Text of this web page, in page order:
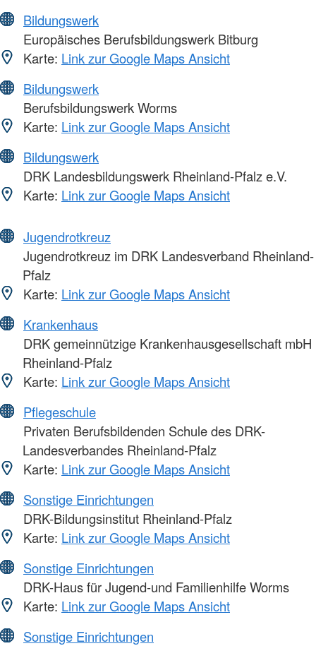
Bildungswerk
Europäisches Berufsbildungswerk Bitburg
Karte: Link zur Google Maps Ansicht
Bildungswerk
Berufsbildungswerk Worms
Karte: Link zur Google Maps Ansicht
Bildungswerk
DRK Landesbildungswerk Rheinland-Pfalz e.V.
Karte: Link zur Google Maps Ansicht
Jugendrotkreuz
Jugendrotkreuz im DRK Landesverband Rheinland-
Pfalz
Karte: Link zur Google Maps Ansicht
Krankenhaus
DRK gemeinnützige Krankenhausgesellschaft mbH
Rheinland-Pfalz
Karte: Link zur Google Maps Ansicht
Pflegeschule
Privaten Berufsbildenden Schule des DRK-
Landesverbandes Rheinland-Pfalz
Karte: Link zur Google Maps Ansicht
Sonstige Einrichtungen
DRK-Bildungsinstitut Rheinland-Pfalz
Karte: Link zur Google Maps Ansicht
Sonstige Einrichtungen
DRK-Haus für Jugend-und Familienhilfe Worms
Karte: Link zur Google Maps Ansicht
Sonstige Einrichtungen